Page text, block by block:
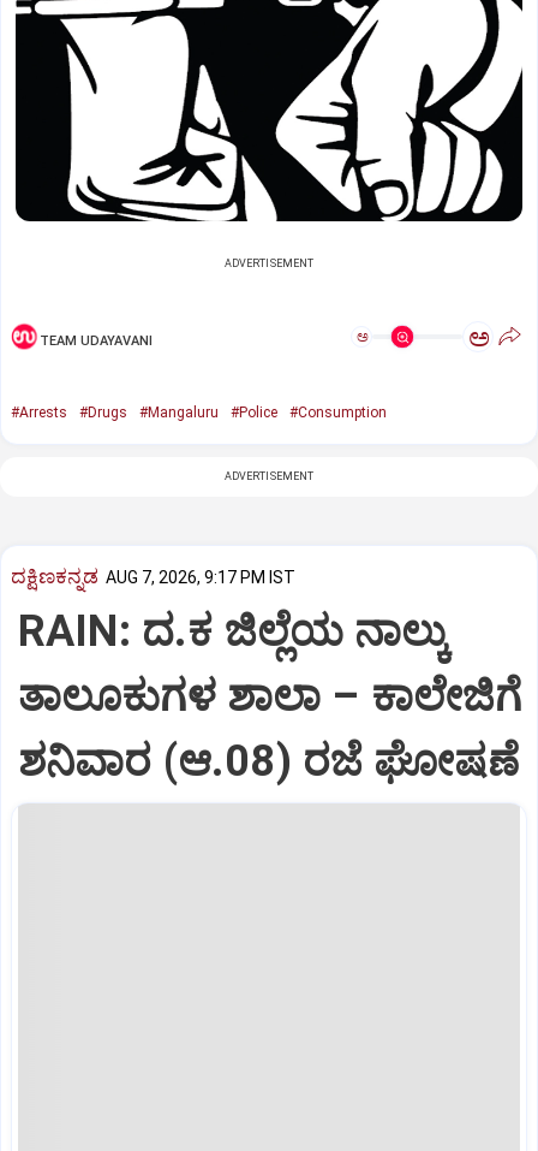
ADVERTISEMENT
TEAM UDAYAVANI ಅ ಅ
#Arrests #Drugs #Mangaluru #Police #Consumption
ADVERTISEMENT
ದಕ್ಷಿಣಕನ್ನಡ AUG 7, 2026, 9:17 PM IST
RAIN: ದ.ಕ ಜಿಲ್ಲೆಯ ನಾಲ್ಕು
ತಾಲೂಕುಗಳ ಶಾಲಾ – ಕಾಲೇಜಿಗೆ
ಶನಿವಾರ (ಆ.08) ರಜೆ ಘೋಷಣೆ